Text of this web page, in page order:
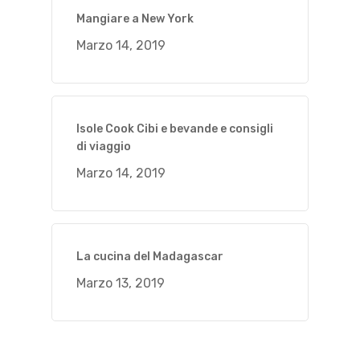
Mangiare a New York
Marzo 14, 2019
Isole Cook Cibi e bevande e consigli
di viaggio
Marzo 14, 2019
La cucina del Madagascar
Marzo 13, 2019